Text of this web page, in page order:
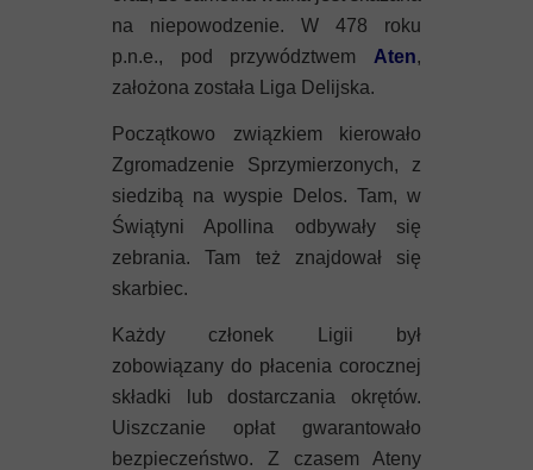
na niepowodzenie. W 478 roku
p.n.e., pod przywództwem Aten,
założona została Liga Delijska.
Początkowo związkiem kierowało
Zgromadzenie Sprzymierzonych, z
siedzibą na wyspie Delos. Tam, w
Świątyni Apollina odbywały się
zebrania. Tam też znajdował się
skarbiec.
Każdy członek Ligii był
zobowiązany do płacenia corocznej
składki lub dostarczania okrętów.
Uiszczanie opłat gwarantowało
bezpieczeństwo. Z czasem Ateny